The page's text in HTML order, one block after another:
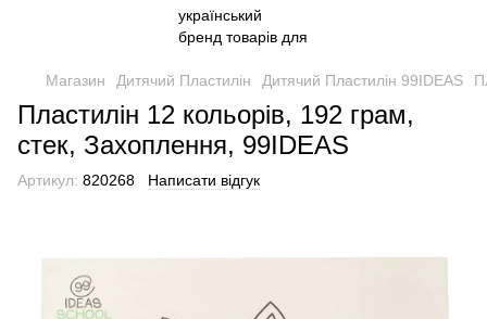
Магазин Дитячий Пластилін Дитячий Пластилін 99IDEAS
Пластилін 12 кольорів, 192 грам,
стек, Захоплення, 99IDEAS
Артикул: 820268 Написати відгук